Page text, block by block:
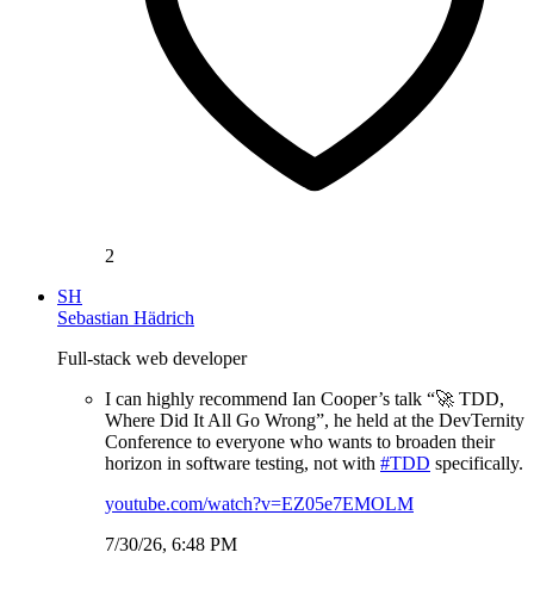
2
SH
Sebastian Hädrich
Full-stack web developer
I can highly recommend Ian Cooper’s talk “🚀 TDD,
Where Did It All Go Wrong”, he held at the DevTernity
Conference to everyone who wants to broaden their
horizon in software testing, not with #TDD specifically.
youtube.com/watch?v=EZ05e7EMOLM
7/30/26, 6:48 PM